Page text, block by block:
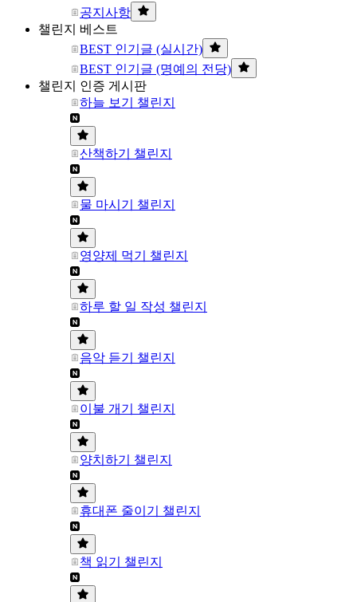
공지사항
챌린지 베스트
BEST 인기글 (실시간)
BEST 인기글 (명예의 전당)
챌린지 인증 게시판
하늘 보기 챌린지
산책하기 챌린지
물 마시기 챌린지
영양제 먹기 챌린지
하루 할 일 작성 챌린지
음악 듣기 챌린지
이불 개기 챌린지
양치하기 챌린지
휴대폰 줄이기 챌린지
책 읽기 챌린지